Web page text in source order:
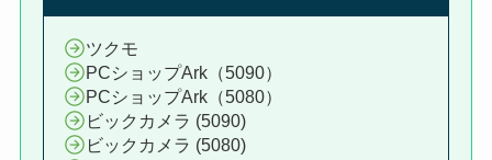
ツクモ
PCショップArk（5090）
PCショップArk（5080）
ビックカメラ (5090)
ビックカメラ (5080)